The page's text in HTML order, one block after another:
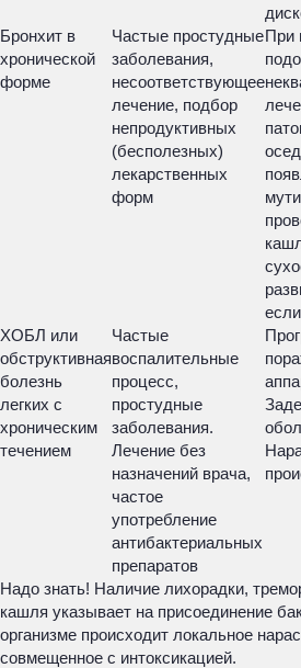
Бронхит в
хронической
форме
Частые простудные
заболевания,
несоответствующее
лечение, подбор
непродуктивных
(бесполезных)
лекарственных
форм
При
ХОБЛ или
обструктивная
болезнь
легких с
хроническим
течением
Частые
воспалительные
процесс,
простудные
заболевания.
Лечение без
назначений врача,
частое
употребление
антибактериальных
препаратов
Надо знать! Наличие лихорадки,
кашля указывает на присоединение
организме происходит локальное
совмещенное с интоксикацией.